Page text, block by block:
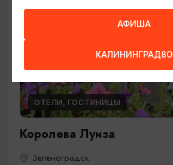
ОТЕЛИ, ГОСТИНИЦЫ
Королева Луиза
Зеленоградск
АФИША
КАЛИНИНГРАД80